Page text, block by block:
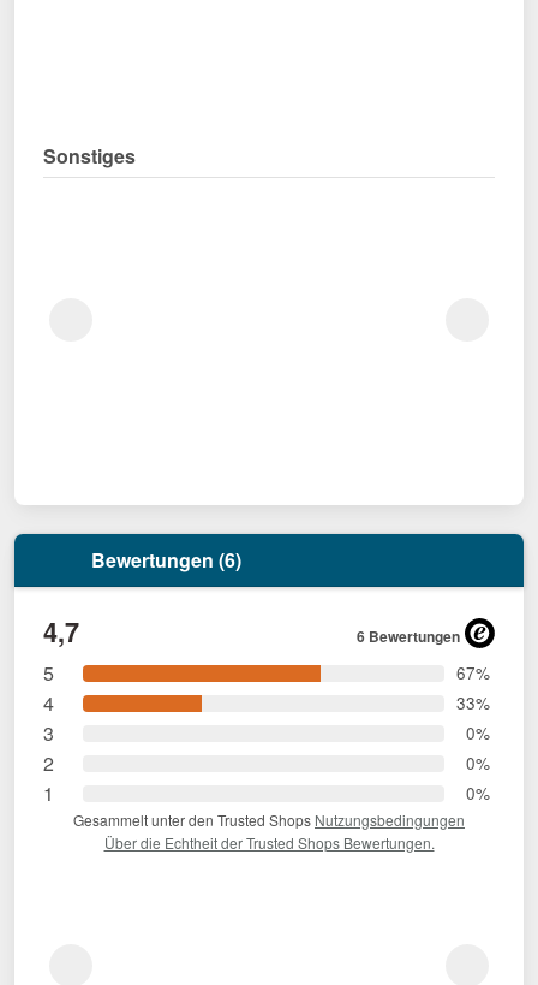
Sonstiges
Bewertungen (6)
4,7 6 Bewertungen
5 67%
4 33%
3 0%
2 0%
1 0%
Gesammelt unter den Trusted Shops Nutzungsbedingungen
Über die Echtheit der Trusted Shops Bewertungen.